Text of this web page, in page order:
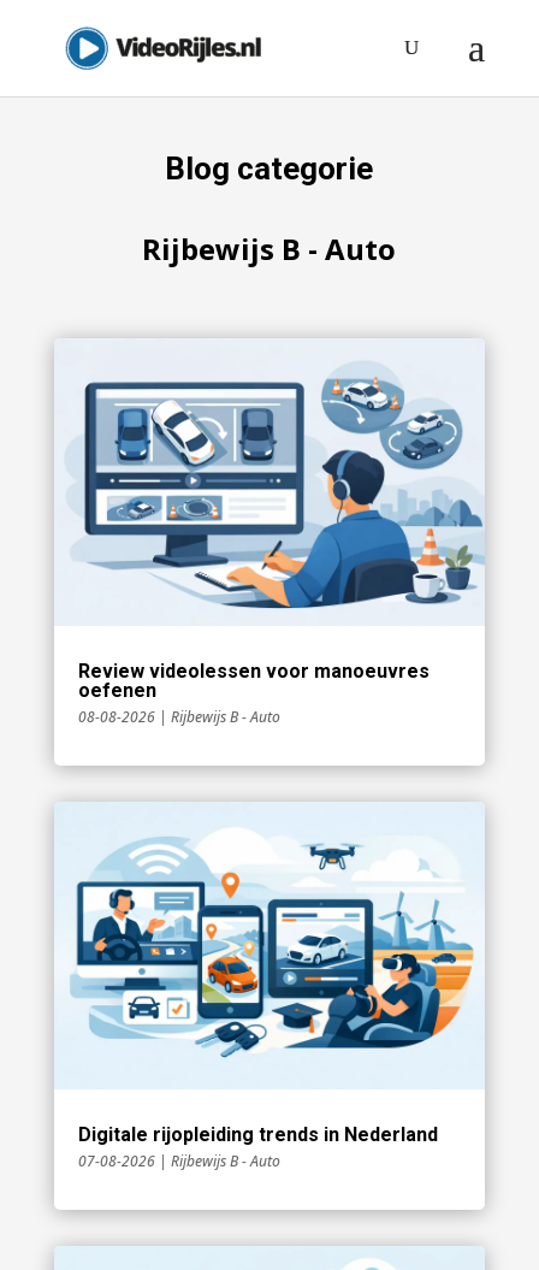
Blog categorie
Rijbewijs B - Auto
Review videolessen voor manoeuvres
oefenen
08-08-2026| Rijbewijs B - Auto
Digitale rijopleiding trends in Nederland
07-08-2026| Rijbewijs B - Auto